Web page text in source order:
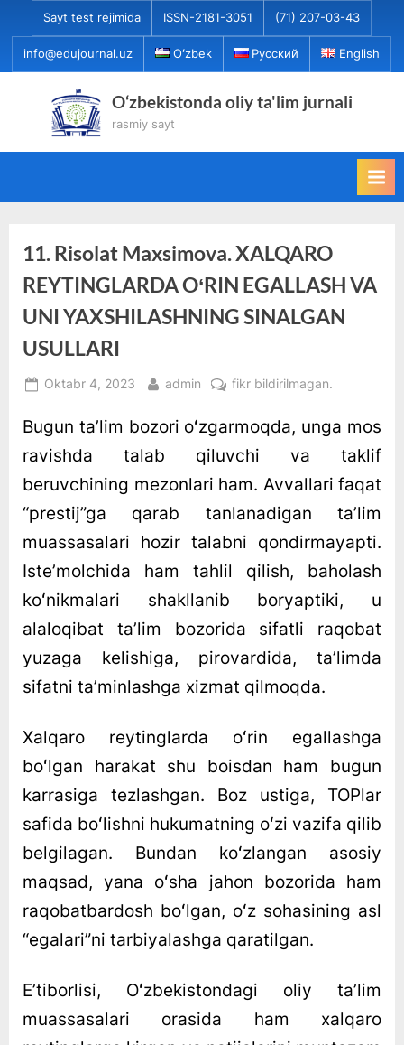
to
content
Sayt test rejimida ISSN-2181-3051 (71) 207-03-43
info@edujournal.uz Oʻzbek Русский English
O‘zbekistonda oliy ta'lim jurnali
rasmiy sayt
11. Risolat Maxsimova. XALQARO
REYTINGLARDA OʻRIN EGALLASH VA
UNI YAXSHILASHNING SINALGAN
USULLARI
Posted
Oktabr 4, 2023 By
admin
11.
Maxsimova.
XALQARO
REYTINGLARDA
OʻRIN
EGALLASH
UNI
YAXSHILASHNING
SINALGAN
USULLARI
ga
fikr bildirilmagan.
Bugun taʼlim bozori oʻzgarmoqda, unga mos
ravishda talab qiluvchi va taklif
beruvchining mezonlari ham. Avvallari faqat
“prestij”ga qarab tanlanadigan taʼlim
muassasalari hozir talabni qondirmayapti.
Isteʼmolchida ham tahlil qilish, baholash
koʻnikmalari shakllanib boryaptiki, u
alaloqibat taʼlim bozorida sifatli raqobat
yuzaga kelishiga, pirovardida, taʼlimda
sifatni taʼminlashga xizmat qilmoqda.
Xalqaro reytinglarda oʻrin egallashga
boʻlgan harakat shu boisdan ham bugun
karrasiga tezlashgan. Boz ustiga, TOPlar
safida boʻlishni hukumatning oʻzi vazifa qilib
belgilagan. Bundan koʻzlangan asosiy
maqsad, yana oʻsha jahon bozorida ham
raqobatbardosh boʻlgan, oʻz sohasining asl
“egalari”ni tarbiyalashga qaratilgan.
Eʼtiborlisi, Oʻzbekistondagi oliy taʼlim
muassasalari orasida ham xalqaro